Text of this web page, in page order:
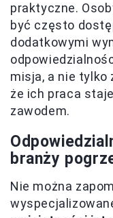
praktyczne.
być często
dodatkowymi
misja, a nie tylko
że ich praca
zawodem.
branży
Nie można